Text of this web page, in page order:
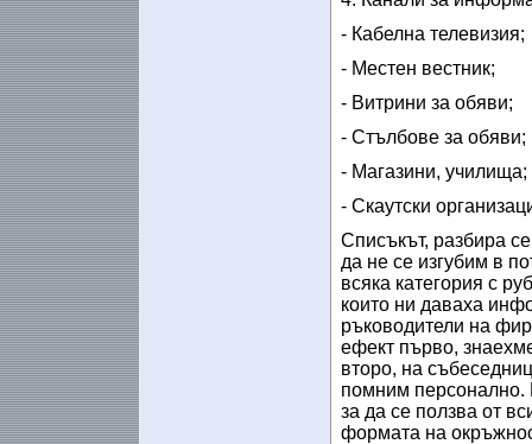
- Кабелна телевизия;
- Местен вестник;
- Витрини за обяви;
- Стълбове за обяви;
- Магазини, училища;
- Скаутски
Списъкът, разбира
да не се изгубим в
всяка категория с
които ни даваха
ръководители на
ефект първо,
второ, на
помним персонално.
за да се ползва от
формата на